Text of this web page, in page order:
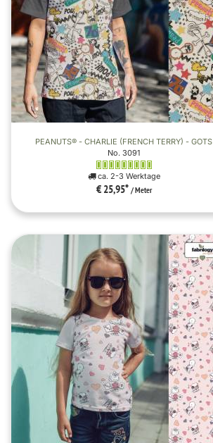
PEANUTS® - CHARLIE (FRENCH TERRY) - GOTS
No. 3091
ca. 2-3 Werktage
€ 25,95* / Meter